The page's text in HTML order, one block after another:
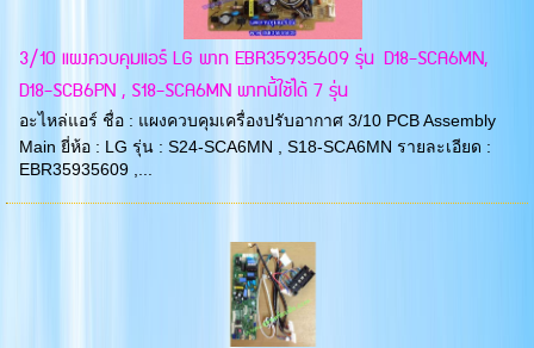
3/10 แผงควบคุมแอร์ LG พาท EBR35935609 รุ่น D18-SCA6MN,
D18-SCB6PN , S18-SCA6MN พาทนี้ใช้ได้ 7 รุ่น
อะไหล่แอร์ ชื่อ : แผงควบคุมเครื่องปรับอากาศ 3/10 PCB Assembly
Main ยี่ห้อ : LG รุ่น : S24-SCA6MN , S18-SCA6MN รายละเอียด :
EBR35935609 ,...